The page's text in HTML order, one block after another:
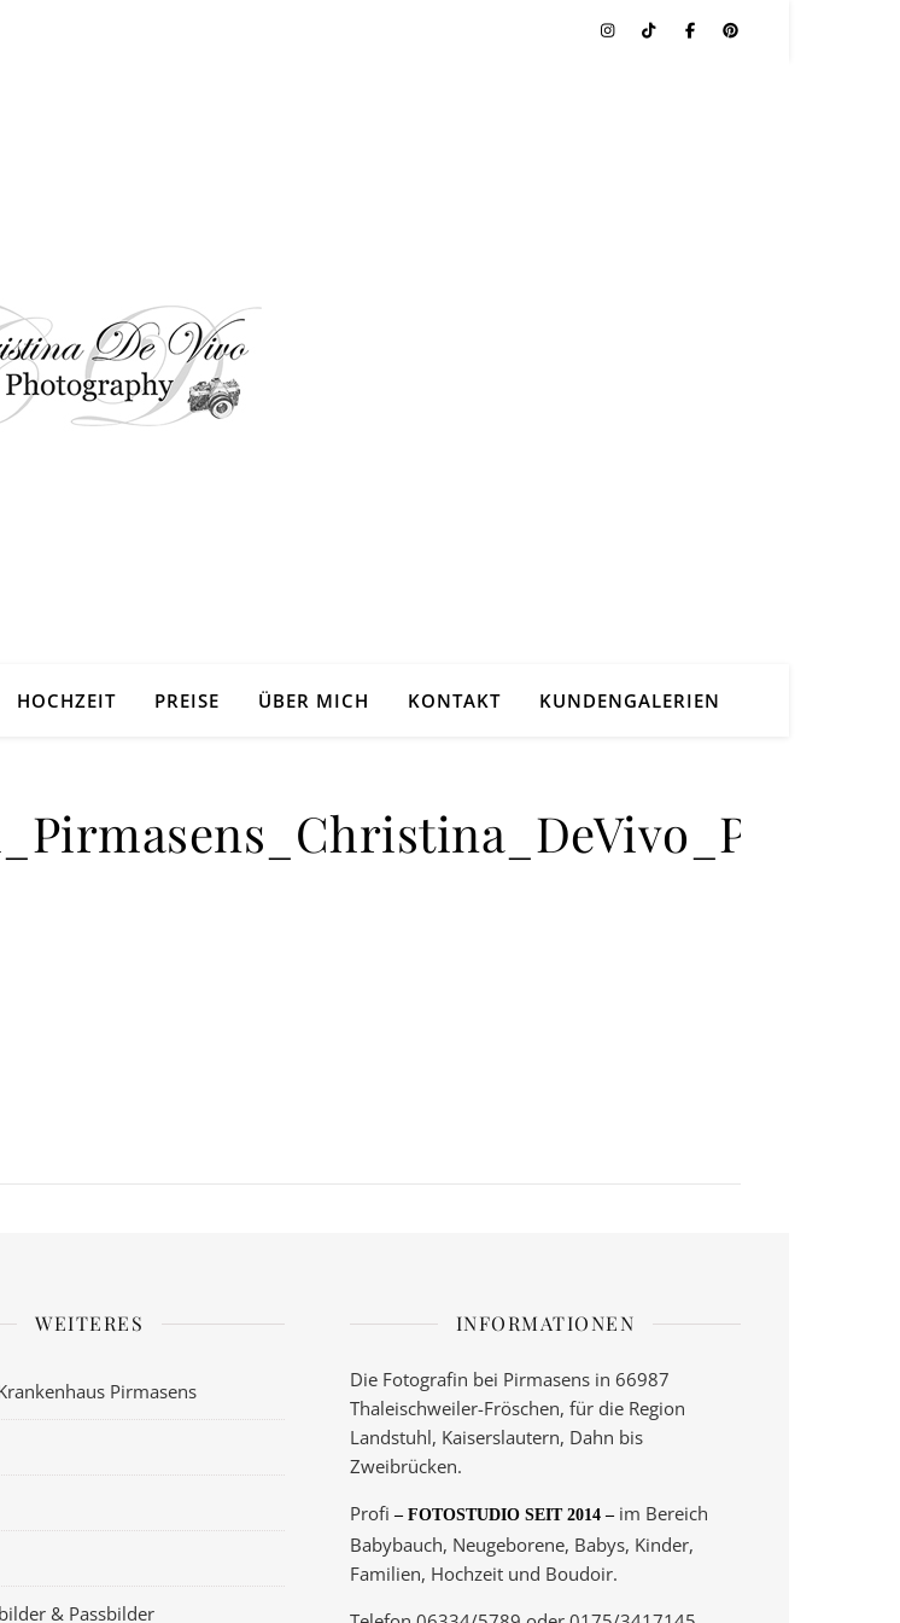
HOCHZEIT PREISE ÜBER MICH KONTAKT KUNDENGALERIEN
WEITERES
Pirmasens
& Passbilder
INFORMATIONEN
Die Fotografin bei Pirmasens in 66987
Thaleischweiler-Fröschen, für die Region
Landstuhl, Kaiserslautern, Dahn bis
Zweibrücken.
Profi – FOTOSTUDIO SEIT 2014 – im Bereich
Babybauch, Neugeborene, Babys, Kinder,
Familien, Hochzeit und Boudoir.